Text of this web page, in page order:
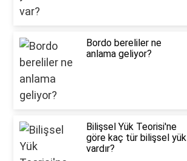
Bordo bereliler ne
anlama geliyor?
Bilişsel Yük Teorisi'ne
göre kaç tür bilişsel yük
vardır?